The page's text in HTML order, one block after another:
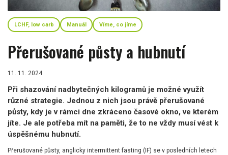
LCHF, low carb Manuál Víme, co jíme
Přerušované půsty a hubnutí
11. 11. 2024
Při shazování nadbytečných kilogramů je možné využít
různé strategie. Jednou z nich jsou právě přerušované
půsty, kdy je v rámci dne zkráceno časové okno, ve kterém
jíte. Je ale potřeba mít na paměti, že to ne vždy musí vést k
úspěšnému hubnutí.
Přerušované půsty, anglicky intermittent fasting (IF) se v posledních letech